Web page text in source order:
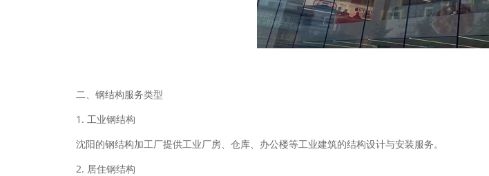
二、钢结构服务类型
1. 工业钢结构
沈阳的钢结构加工厂提供工业厂房、仓库、办公楼等工业建筑的结构设计与安装服务。
2. 居住钢结构